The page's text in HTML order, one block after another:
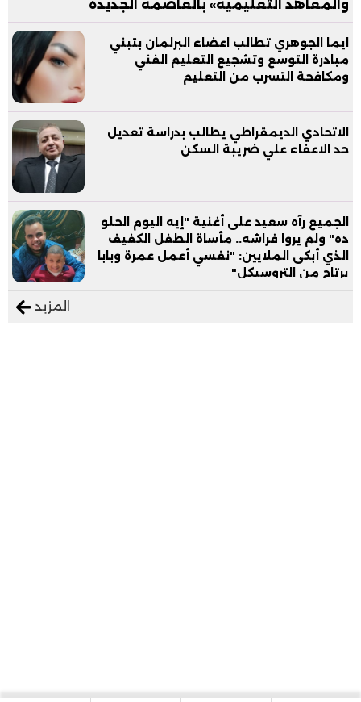
والمعاهد التعليمية» بالعاصمة الجديدة
ايما الجوهري تطالب اعضاء البرلمان بتبني
مبادرة التوسع وتشجيع التعليم الفني
ومكافحة التسرب من التعليم
الاتحادي الديمقراطي يطالب بدراسة تعديل
حد الاعفاء علي ضريبة السكن
الجميع رآه سعيد على أغنية "إيه اليوم الحلو
ده" ولم يروا فراشه.. مأساة الطفل الكفيف
الذي أبكى الملايين: "نفسي أعمل عمرة وبابا
يرتاح من التروسيكل"
المزيد